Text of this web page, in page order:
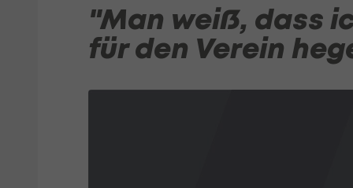
"Man weiß, dass
für den Verein